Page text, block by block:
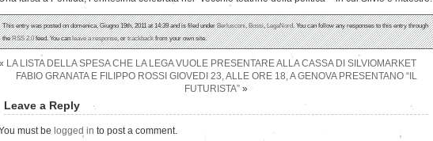
This entry was posted on domenica, Giugno 19th, 2011 at 14:39 and is filed underBerlusconi,Bossi,LegaNord. You can follow any responses to this entry through
theRSS 2.0feed. You canleave a response, ortrackbackfrom your own site.
LA LISTA DELLA SPESA CHE LA LEGA VUOLE PRESENTARE ALLA CASSA DI SILVIOMARKET
FABIO GRANATA E FILIPPO ROSSI GIOVEDI 23, ALLE ORE 18, A GENOVA PRESENTANO “IL
FUTURISTA” »
Leave a Reply
must be logged in to post a comment.